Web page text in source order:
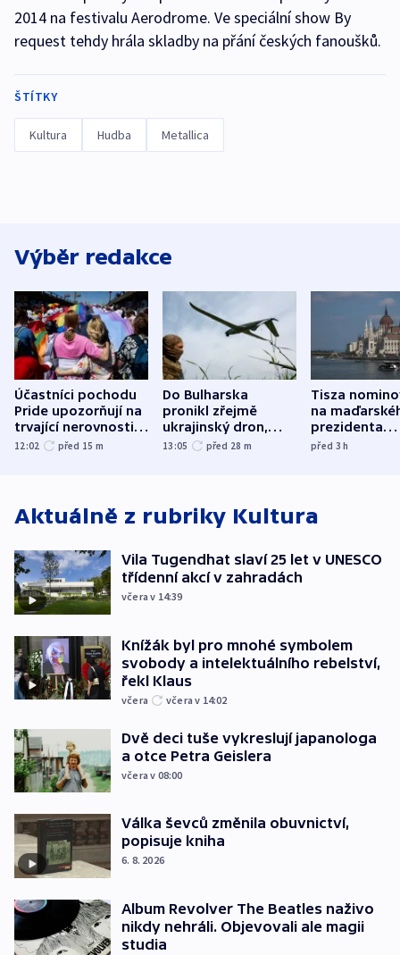
2014 na festivalu Aerodrome. Ve speciální show By
request tehdy hrála skladby na přání českých fanoušků.
ŠTÍTKY
Kultura Hudba Metallica
Výběr redakce
Účastníci pochodu
Pride upozorňují na
trvající nerovnosti i
společenskou
12:02 před 15 m
Do Bulharska
pronikl zřejmě
ukrajinský dron,
explodoval kilometr
13:05 před 28 m
Tisza
na
prezidenta
bývalého
před 3h
Aktuálně z rubriky Kultura
Vila Tugendhat slaví 25 let v UNESCO
třídenní akcí v zahradách
včera v 14:39
Knížák byl pro mnohé symbolem
svobody a intelektuálního rebelství,
řekl Klaus
včera včera v 14:02
Dvě deci tuše vykreslují japanologa
a otce Petra Geislera
včera v 08:00
Válka ševců změnila obuvnictví,
popisuje kniha
6. 8. 2026
Album Revolver The Beatles naživo
nikdy nehráli. Objevovali ale magii
studia